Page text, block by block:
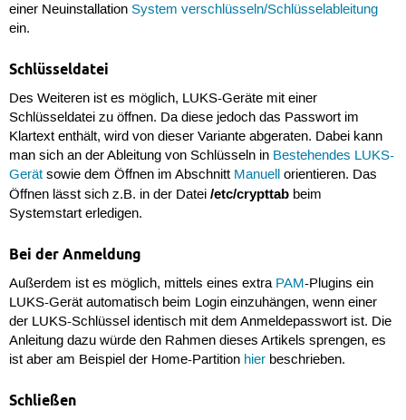
einer Neuinstallation System verschlüsseln/Schlüsselableitung
ein.
Schlüsseldatei
Des Weiteren ist es möglich, LUKS-Geräte mit einer
Schlüsseldatei zu öffnen. Da diese jedoch das Passwort im
Klartext enthält, wird von dieser Variante abgeraten. Dabei kann
man sich an der Ableitung von Schlüsseln in Bestehendes LUKS-
Gerätsowie dem Öffnen im Abschnitt Manuellorientieren. Das
Öffnen lässt sich z.B. in der Datei /etc/crypttabbeim
Systemstart erledigen.
Bei der Anmeldung
Außerdem ist es möglich, mittels eines extra PAM-Plugins ein
LUKS-Gerät automatisch beim Login einzuhängen, wenn einer
der LUKS-Schlüssel identisch mit dem Anmeldepasswort ist. Die
Anleitung dazu würde den Rahmen dieses Artikels sprengen, es
ist aber am Beispiel der Home-Partition hierbeschrieben.
Schließen